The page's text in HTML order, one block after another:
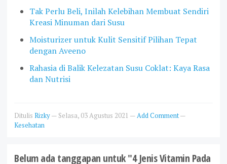
Tak Perlu Beli, Inilah Kelebihan Membuat Sendiri
Kreasi Minuman dari Susu
Moisturizer untuk Kulit Sensitif Pilihan Tepat
dengan Aveeno
Rahasia di Balik Kelezatan Susu Coklat: Kaya Rasa
dan Nutrisi
Ditulis Rizky— Selasa, 03 Agustus 2021 —Add Comment—
Kesehatan
Belum ada tanggapan untuk "4 Jenis Vitamin Pada